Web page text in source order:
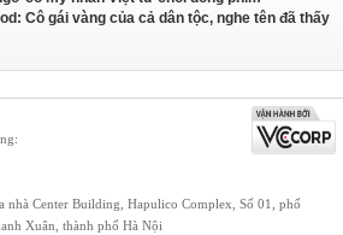
Cô gái vàng của cả dân tộc, nghe tên đã thấy
nhà Center Building, Hapulico Complex, Số 01, phố
Xuân, thành phố Hà Nội